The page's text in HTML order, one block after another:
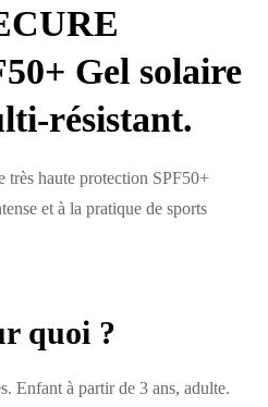
Gel solaire
résistant.
haute protection SPF50+
et à la pratique de sports
quoi ?
Enfant à partir de 3 ans, adulte.